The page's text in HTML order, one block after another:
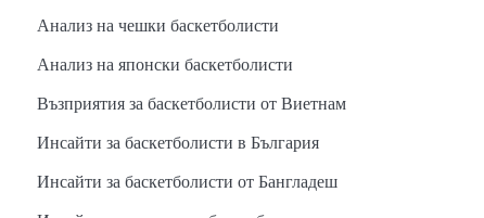
Анализ на чешки баскетболисти
Анализ на японски баскетболисти
Възприятия за баскетболисти от Виетнам
Инсайти за баскетболисти в България
Инсайти за баскетболисти от Бангладеш